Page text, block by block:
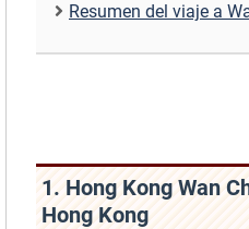
Resumen del viaje a
1. Hong Kong Wan
Hong Kong